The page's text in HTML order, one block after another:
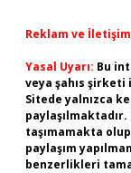
Reklam ve
Yasal Uyarı: Bu
veya şahıs şirketi
Sitede yalnızca
taşımamakta
paylaşım
benzerlikleri